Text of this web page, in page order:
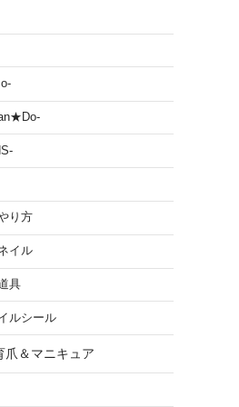
り方
イル
具
ルシール
爪＆マニキュア